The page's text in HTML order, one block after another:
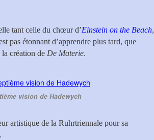
tant celle du chœur d’Einstein on the Beach,
pas étonnant d’apprendre plus tard, que
la création de De Materie.
vision de Hadewych
artistique de la Ruhrtriennale pour sa